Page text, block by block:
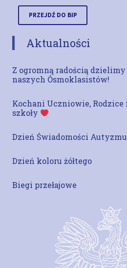
PRZEJDŹ DO BIP
Aktualności
Z ogromną radością dzielimy
naszych Ósmoklasistów!
Kochani Uczniowie, Rodzice
szkoły
Dzień Świadomości Autyzmu
Dzień koloru żółtego
Biegi przełajowe